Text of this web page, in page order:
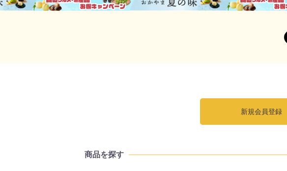
新規会員登録
商品を探す